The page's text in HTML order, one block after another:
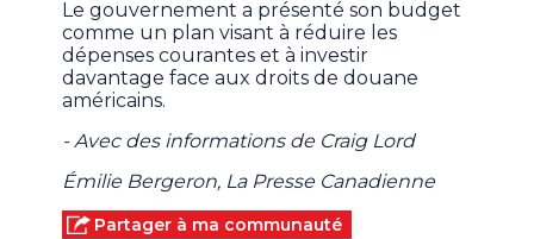
Le gouvernement a présenté son budget
comme un plan visant à réduire les
dépenses courantes et à investir
davantage face aux droits de douane
américains.
- Avec des informations de Craig Lord
Émilie Bergeron, La Presse Canadienne
Partager à ma communauté